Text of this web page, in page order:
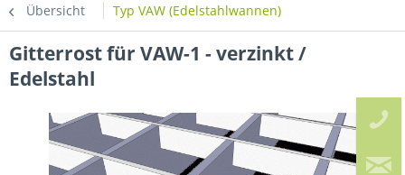
Übersicht Typ VAW (Edelstahlwannen)
Gitterrost für VAW-1 - verzinkt /
Edelstahl